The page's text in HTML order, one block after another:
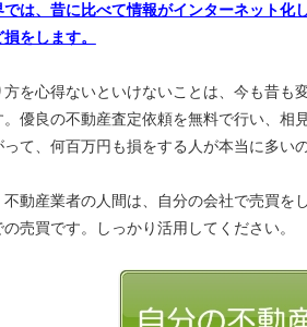
は、昔に比べて情報がインターネット化
をします。
を心得ないといけないことは、今も昔も
優良の不動産査定依頼を無料で行い、相
て、何百万円も損をする人が本当に多い
不動産業者の人間は、自分の会社で売買を
売買です。しっかり活用してください。